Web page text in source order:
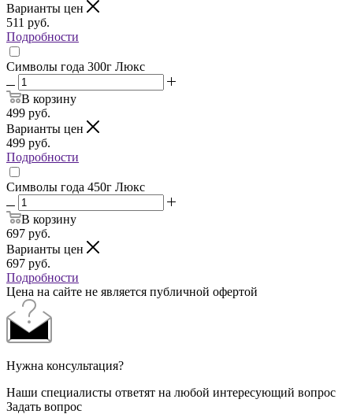
Варианты цен
511 руб.
Подробности
Символы года 300г Люкс
В корзину
499 руб.
Варианты цен
499 руб.
Подробности
Символы года 450г Люкс
В корзину
697 руб.
Варианты цен
697 руб.
Подробности
Цена на сайте не является публичной офертой
Нужна консультация?
Наши специалисты ответят на любой интересующий вопрос
Задать вопрос